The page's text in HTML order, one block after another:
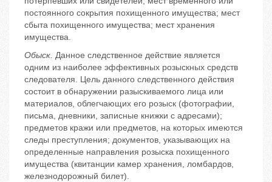
постоянного сокрытия похищенного имущества; мест
сбыта похищенного имущества; мест хранения
имущества.
Обыск. Данное следственное действие является
одним из наиболее эффективных розыскных средств
следователя. Цель данного следственного действия
состоит в обнаружении разыскиваемого лица или
материалов, облегчающих его розыск (фотографии,
письма, дневники, записные книжки с адресами);
предметов кражи или предметов, на которых имеются
следы преступления; документов, указывающих на
определенные направления розыска похищенного
имущества (квитанции камер хранения, ломбардов,
железнодорожный билет).